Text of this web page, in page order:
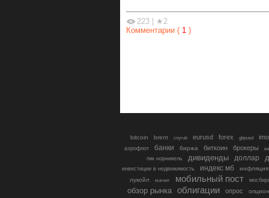
223 | ★2
Комментарии ( 1 )
bitcoin brent cnyrub eurusd forex gbpusd
аэрофлот банки биржа биткоин брокеры
гмк норникель
дивиденды доллар
инвестиции в недвижимость индекс мб
инфляция
лукойл
магнит мобильный пост
обзор рынка облигации опрос